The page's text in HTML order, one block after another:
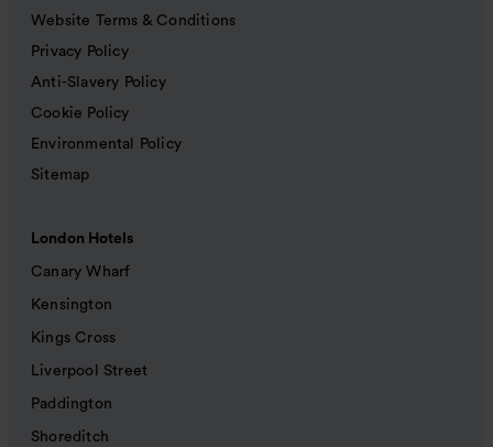
Website Terms & Conditions
Privacy Policy
Anti-Slavery Policy
Cookie Policy
Environmental Policy
Sitemap
London Hotels
Canary Wharf
Kensington
Kings Cross
Liverpool Street
Paddington
Shoreditch